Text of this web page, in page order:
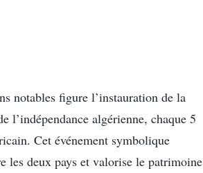
notables figure l’instauration de la
l’indépendance algérienne, chaque 5
Cet événement symbolique
les deux pays et valorise le patrimoine